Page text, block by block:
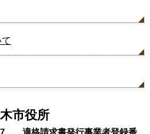
市役所
適格請求書発行事業者登録番